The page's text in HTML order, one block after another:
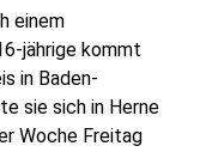
einem
jährige kommt
in Baden-
sie sich in Herne
Woche Freitag